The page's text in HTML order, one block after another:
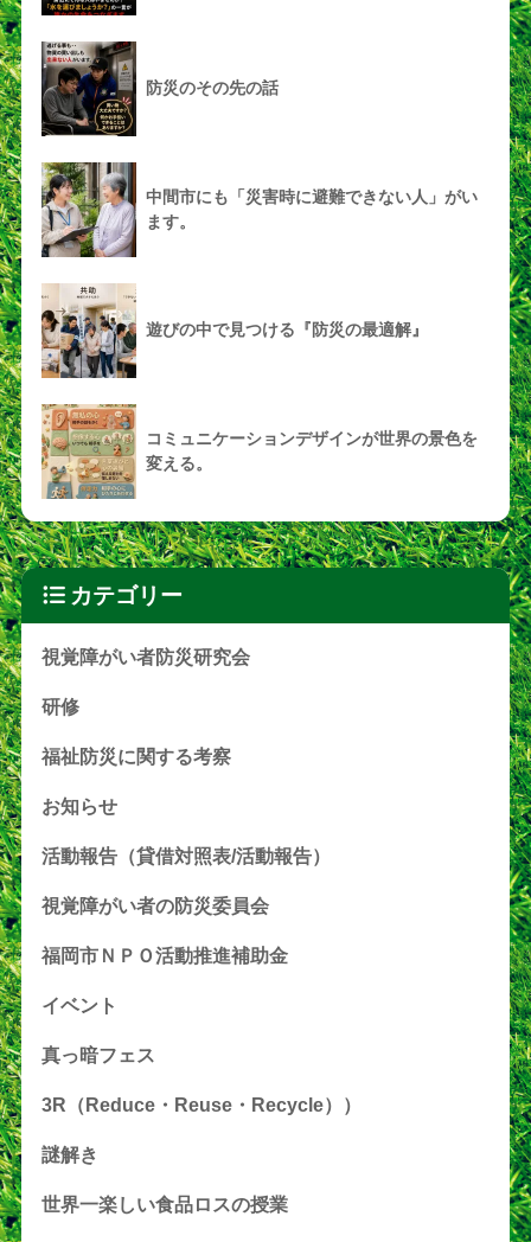
防災のその先の話
中間市にも「災害時に避難できない人」がい
ます。
遊びの中で見つける『防災の最適解』
コミュニケーションデザインが世界の景色を
変える。
カテゴリー
視覚障がい者防災研究会
研修
福祉防災に関する考察
お知らせ
活動報告（貸借対照表/活動報告）
視覚障がい者の防災委員会
福岡市ＮＰＯ活動推進補助金
イベント
真っ暗フェス
3R（Reduce・Reuse・Recycle））
謎解き
世界一楽しい食品ロスの授業